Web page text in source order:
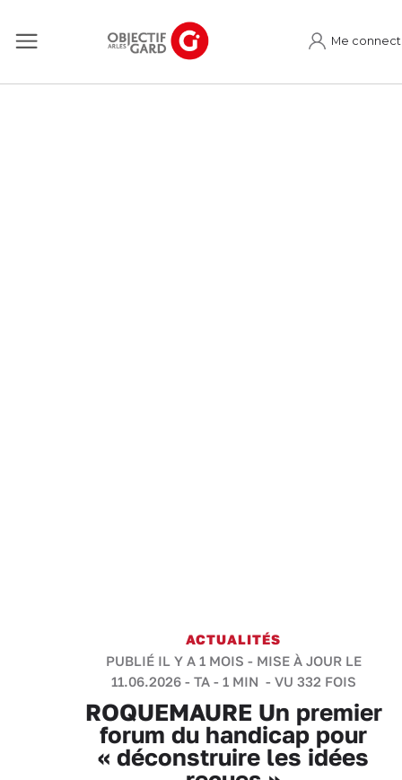
Me
ACTUALITÉS
PUBLIÉ IL Y A 1 MOIS - MISE À JOUR LE
11.06.2026 - TA- 1 MIN - VU 332 FOIS
ROQUEMAURE Un premier
forum du handicap pour
« déconstruire les idées